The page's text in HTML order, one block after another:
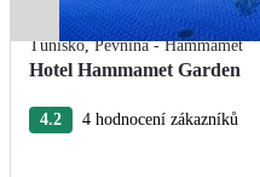
Tunisko,Pevnina - Hammamet
Hotel Hammamet Garden
4.2
4 hodnocení zákazníků